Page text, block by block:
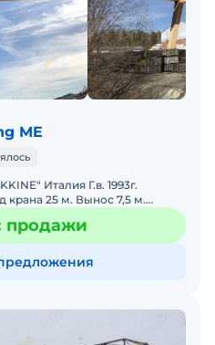
ME
Италия Г.в. 1993г.
крана 25 м. Вынос 7,5 м.
состоянии, полне
продажи